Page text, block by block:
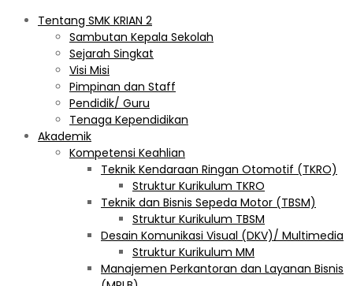
Tentang SMK KRIAN 2
Sambutan Kepala Sekolah
Sejarah Singkat
Visi Misi
Pimpinan dan Staff
Pendidik/ Guru
Tenaga Kependidikan
Akademik
Kompetensi Keahlian
Teknik Kendaraan Ringan Otomotif (TKRO)
Struktur Kurikulum TKRO
Teknik dan Bisnis Sepeda Motor (TBSM)
Struktur Kurikulum TBSM
Desain Komunikasi Visual (DKV)/ Multimedia
Struktur Kurikulum MM
Manajemen Perkantoran dan Layanan Bisnis